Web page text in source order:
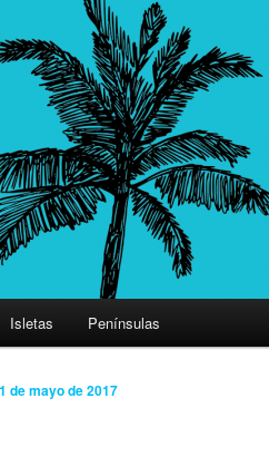
Isletas Penínsulas
1 de mayo de 2017